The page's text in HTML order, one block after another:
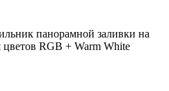
панорамной заливки на
RGB + Warm White